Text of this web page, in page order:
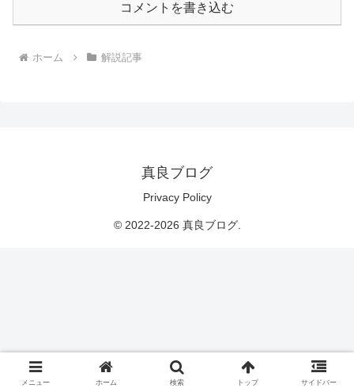
コメントを書き込む
ホーム 解説記事
真良ブログ
Privacy Policy
© 2022-2026 真良ブログ.
メニュー ホーム 検索 トップ サイドバー